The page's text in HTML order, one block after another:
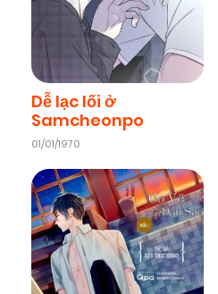
Dễ lạc lối ở
Samcheonpo
01/01/1970